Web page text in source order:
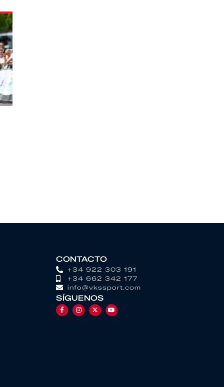
CONTACTO
+34 922 303 191
+34 662 342 177
info@vkssport.com
SÍGUENOS